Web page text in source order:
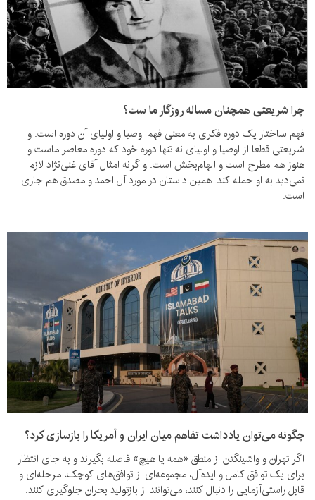
چرا شریعتی همچنان مساله روزگار ما ست؟
فهم ساختار یک دوره فکری به معنی فهم اوصیا و اولیای آن دوره است. و
شریعتی قطعا از اوصیا و اولیای نه تنها دوره خود که دوره معاصر ماست و
هنوز هم مطرح است و الهام‌بخش است. و گرنه امثال آقای غنی‌نژاد لازم
نمی‌دید به او حمله کند. همین داستان در مورد آل احمد و مصدق هم جاری
است.
چگونه می‌توان یادداشت تفاهم میان ایران و آمریکا را بازسازی کرد؟
اگر تهران و واشینگتن از منطق «همه یا هیچ» فاصله بگیرند و به جای انتظار
برای یک توافق کامل و ایده‌آل، مجموعه‌ای از توافق‌های کوچک، مرحله‌ای و
قابل راستی‌آزمایی را دنبال کنند، می‌توانند از بازتولید بحران جلوگیری کنند.